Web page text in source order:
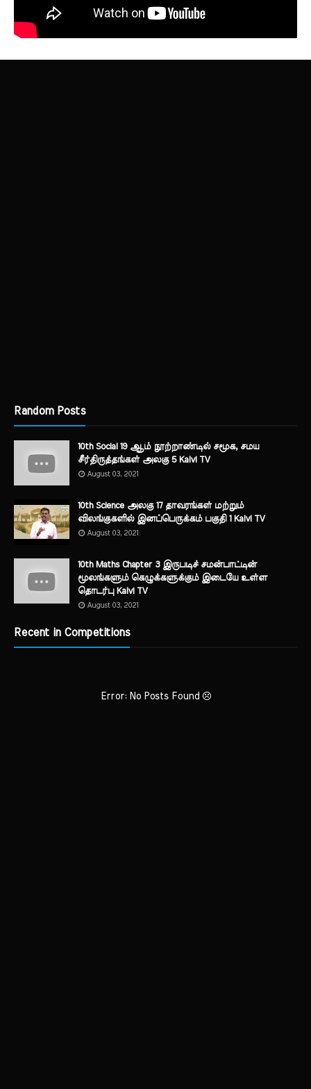
Random Posts
10th Social 19 ஆம் நூற்றாண்டில் சமூக, சமய
சீர்திருத்தங்கள் அலகு 5 Kalvi TV
August 03, 2021
10th Science அலகு 17 தாவரங்கள் மற்றும்
விலங்குகளில் இனப்பெருக்கம் பகுதி 1 Kalvi TV
August 03, 2021
10th Maths Chapter 3 இருபடிச் சமன்பாட்டின்
மூலங்களும் கெழுக்களுக்கும் இடையே உள்ள
தொடர்பு Kalvi TV
August 03, 2021
Recent in Competitions
Error: No Posts Found